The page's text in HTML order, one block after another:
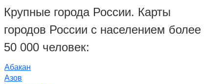
Крупные города России. Карты
городов России с населением более
50 000 человек:
Абакан
Азов